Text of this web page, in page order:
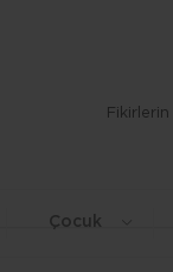
Çocuk